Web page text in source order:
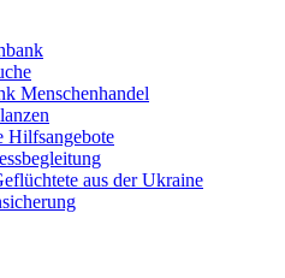
Menschenhandel
Hilfsangebote
aus der Ukraine